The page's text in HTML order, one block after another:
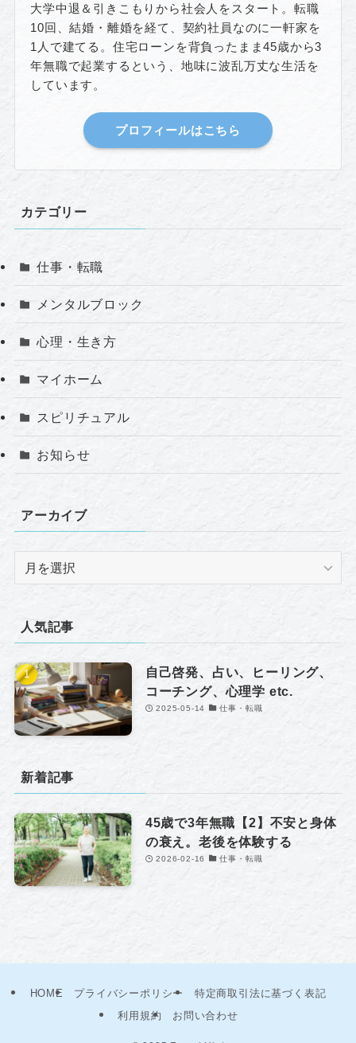
大学中退＆引きこもりから社会人をスタート。転職
10回、結婚・離婚を経て、契約社員なのに一軒家を
1人で建てる。住宅ローンを背負ったまま45歳から3
年無職で起業するという、地味に波乱万丈な生活を
しています。
プロフィールはこちら
カテゴリー
仕事・転職
メンタルブロック
心理・生き方
マイホーム
スピリチュアル
お知らせ
アーカイブ
イ
ブ
人気記事
自己啓発、占い、ヒーリング、
コーチング、心理学 etc.
2025-05-14 仕事・転職
新着記事
45歳で3年無職【2】不安と身体
の衰え。老後を体験する
2026-02-16 仕事・転職
HOME プライバシーポリシー
特定商取引法に基づく表記
利用規約
お問い合わせ